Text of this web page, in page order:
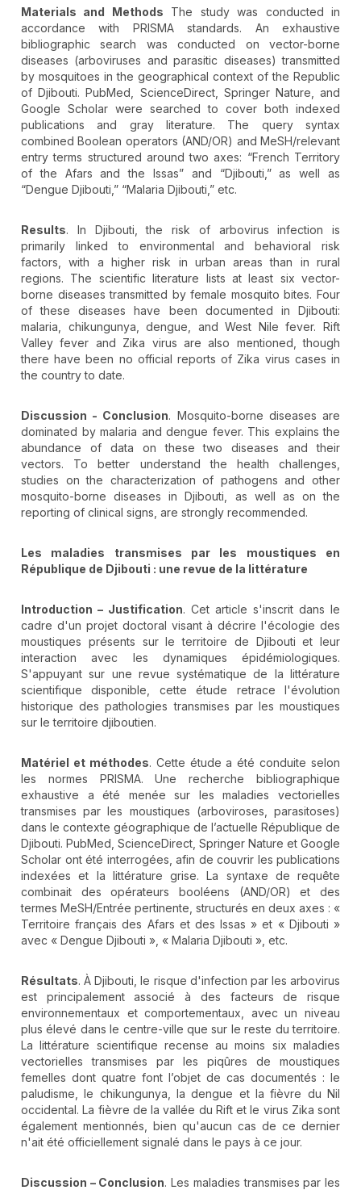
Materials and Methods The study was conducted in
accordance with PRISMA standards. An exhaustive
bibliographic search was conducted on vector-borne
diseases (arboviruses and parasitic diseases) transmitted
by mosquitoes in the geographical context of the Republic
of Djibouti. PubMed, ScienceDirect, Springer Nature, and
Google Scholar were searched to cover both indexed
publications and gray literature. The query syntax
combined Boolean operators (AND/OR) and MeSH/relevant
entry terms structured around two axes: “French Territory
of the Afars and the Issas” and “Djibouti,” as well as
“Dengue Djibouti,” “Malaria Djibouti,” etc.
Results. In Djibouti, the risk of arbovirus infection is
primarily linked to environmental and behavioral risk
factors, with a higher risk in urban areas than in rural
regions. The scientific literature lists at least six vector-
borne diseases transmitted by female mosquito bites. Four
of these diseases have been documented in Djibouti:
malaria, chikungunya, dengue, and West Nile fever. Rift
Valley fever and Zika virus are also mentioned, though
there have been no official reports of Zika virus cases in
the country to date.
Discussion - Conclusion. Mosquito-borne diseases are
dominated by malaria and dengue fever. This explains the
abundance of data on these two diseases and their
vectors. To better understand the health challenges,
studies on the characterization of pathogens and other
mosquito-borne diseases in Djibouti, as well as on the
reporting of clinical signs, are strongly recommended.
Les maladies transmises par les moustiques en
République de Djibouti : une revue de la littérature
Introduction – Justification. Cet article s'inscrit dans le
cadre d'un projet doctoral visant à décrire l'écologie des
moustiques présents sur le territoire de Djibouti et leur
interaction avec les dynamiques épidémiologiques.
S'appuyant sur une revue systématique de la littérature
scientifique disponible, cette étude retrace l'évolution
historique des pathologies transmises par les moustiques
sur le territoire djiboutien.
Matériel et méthodes. Cette étude a été conduite selon
les normes PRISMA. Une recherche bibliographique
exhaustive a été menée sur les maladies vectorielles
transmises par les moustiques (arboviroses, parasitoses)
dans le contexte géographique de l’actuelle République de
Djibouti. PubMed, ScienceDirect, Springer Nature et Google
Scholar ont été interrogées, afin de couvrir les publications
indexées et la littérature grise. La syntaxe de requête
combinait des opérateurs booléens (AND/OR) et des
termes MeSH/Entrée pertinente, structurés en deux axes : «
Territoire français des Afars et des Issas » et « Djibouti »
avec « Dengue Djibouti », « Malaria Djibouti », etc.
Résultats. À Djibouti, le risque d'infection par les arbovirus
est principalement associé à des facteurs de risque
environnementaux et comportementaux, avec un niveau
plus élevé dans le centre-ville que sur le reste du territoire.
La littérature scientifique recense au moins six maladies
vectorielles transmises par les piqûres de moustiques
femelles dont quatre font l’objet de cas documentés : le
paludisme, le chikungunya, la dengue et la fièvre du Nil
occidental. La fièvre de la vallée du Rift et le virus Zika sont
également mentionnés, bien qu'aucun cas de ce dernier
n'ait été officiellement signalé dans le pays à ce jour.
Discussion – Conclusion. Les maladies transmises par les